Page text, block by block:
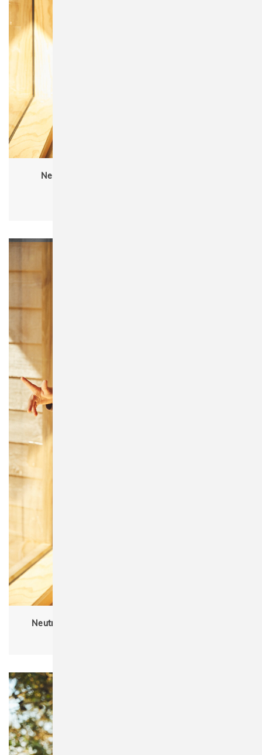
Neutral O11030 Babies Short Sleeve Kurzarm
Neutral O11130 Babies Long Sleeve Bodystocking